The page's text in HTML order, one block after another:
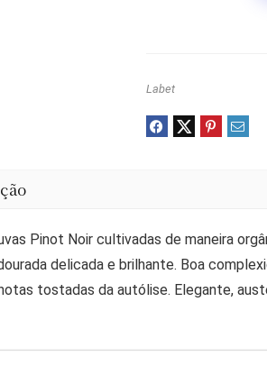
Labet
Pinot Noir cultivadas de maneira
delicada e brilhante. Boa
tostadas da autólise. Elegante,